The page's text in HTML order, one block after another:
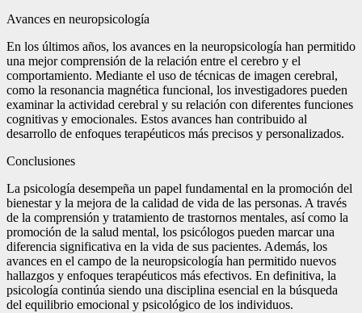
Avances en neuropsicología
En los últimos años, los avances en la neuropsicología han permitido
una mejor comprensión de la relación entre el cerebro y el
comportamiento. Mediante el uso de técnicas de imagen cerebral,
como la resonancia magnética funcional, los investigadores pueden
examinar la actividad cerebral y su relación con diferentes funciones
cognitivas y emocionales. Estos avances han contribuido al
desarrollo de enfoques terapéuticos más precisos y personalizados.
Conclusiones
La psicología desempeña un papel fundamental en la promoción del
bienestar y la mejora de la calidad de vida de las personas. A través
de la comprensión y tratamiento de trastornos mentales, así como la
promoción de la salud mental, los psicólogos pueden marcar una
diferencia significativa en la vida de sus pacientes. Además, los
avances en el campo de la neuropsicología han permitido nuevos
hallazgos y enfoques terapéuticos más efectivos. En definitiva, la
psicología continúa siendo una disciplina esencial en la búsqueda
del equilibrio emocional y psicológico de los individuos.